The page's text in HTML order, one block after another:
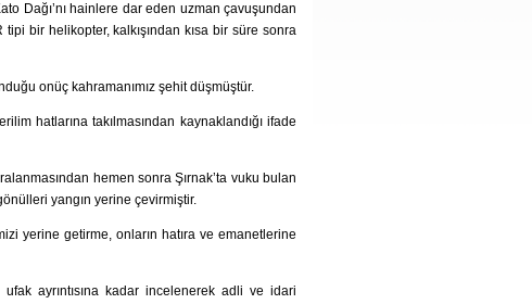
Dağı’nı hainlere dar eden uzman çavuşundan
bir helikopter, kalkışından kısa bir süre sonra
onüç kahramanımız şehit düşmüştür.
hatlarına takılmasından kaynaklandığı ifade
hemen sonra Şırnak’ta vuku bulan
yangın yerine çevirmiştir.
yerine getirme, onların hatıra ve emanetlerine
ayrıntısına kadar incelenerek adli ve idari